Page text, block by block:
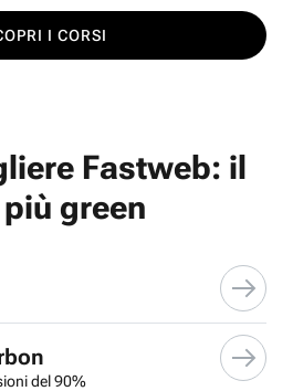
I CORSI
Fastweb: il
green
del 90%